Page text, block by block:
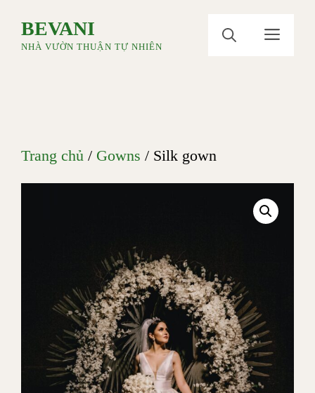
đếnBEVANI
NHÀ VƯỜN THUẬN TỰ NHIÊN
Menu
Trang chủ / Gowns / Silk gown